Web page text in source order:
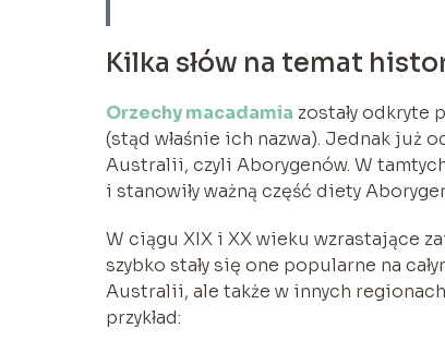
Kilka słów na temat
Orzechy macadamia zostały odkryte
(stąd właśnie ich nazwa). Jednak już
Australii, czyli Aborygenów. W
i stanowiły ważną część diety
W ciągu XIX i XX wieku wzrastające
szybko stały się one popularne na
Australii, ale także w innych
przykład: